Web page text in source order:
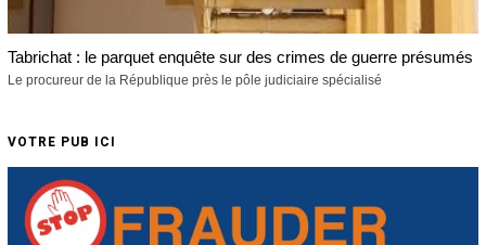
Tabrichat : le parquet enquête sur des crimes de guerre présumés
Le procureur de la République près le pôle judiciaire spécialisé
VOTRE PUB ICI